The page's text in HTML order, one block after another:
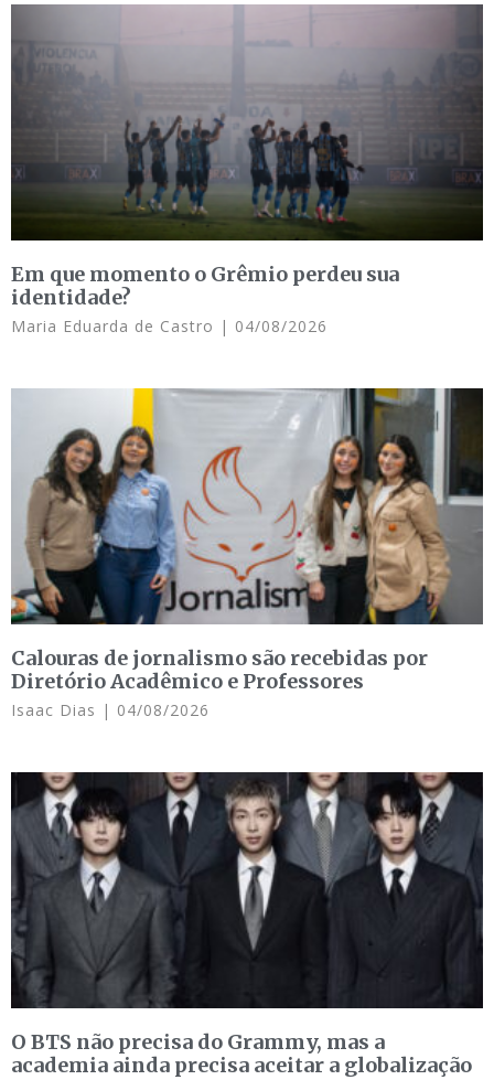
Em que momento o Grêmio perdeu sua
identidade?
Maria Eduarda de Castro 04/08/2026
Calouras de jornalismo são recebidas por
Diretório Acadêmico e Professores
Isaac Dias 04/08/2026
O BTS não precisa do Grammy, mas a
academia ainda precisa aceitar a globalização